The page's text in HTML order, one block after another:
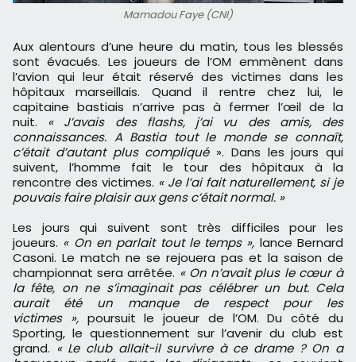
Mamadou Faye (CNI)
Aux alentours d’une heure du matin, tous les blessés
sont évacués. Les joueurs de l’OM emmènent dans
l’avion qui leur était réservé des victimes dans les
hôpitaux marseillais. Quand il rentre chez lui, le
capitaine bastiais n’arrive pas à fermer l’œil de la
nuit. « J’avais des flashs, j’ai vu des amis, des
connaissances. A Bastia tout le monde se connaît,
c’était d’autant plus compliqué ». Dans les jours qui
suivent, l’homme fait le tour des hôpitaux à la
rencontre des victimes. « Je l’ai fait naturellement, si je
pouvais faire plaisir aux gens c’était normal. »
Les jours qui suivent sont très difficiles pour les
joueurs. « On en parlait tout le temps », lance Bernard
Casoni. Le match ne se rejouera pas et la saison de
championnat sera arrêtée. « On n’avait plus le cœur à
la fête, on ne s’imaginait pas célébrer un but. Cela
aurait été un manque de respect pour les
victimes »,poursuit le joueur de l’OM. Du côté du
Sporting, le questionnement sur l’avenir du club est
grand. « Le club allait-il survivre à ce drame ? On a